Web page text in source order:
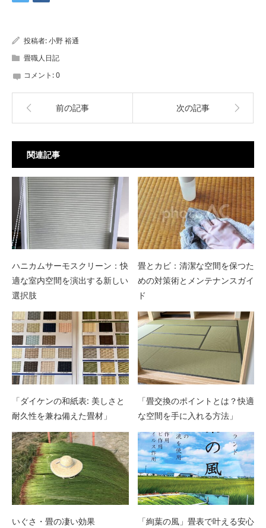
投稿者:小野 裕通
畳職人日記
コメント:0
前の記事 次の記事
関連記事
ハニカムサーモスクリーン：快
適な室内空間を演出する新しい
選択肢
畳とカビ：清潔な空間を保つた
めの対策術とメンテナンスガイ
ド
「ダイケンの和紙表: 美しさと
耐久性を兼ね備えた畳材」
「畳交換のポイントとは？快適
な空間を手に入れる方法」
いぐさ・畳の凄い効果 「絢葉の風」畳表で叶える安心